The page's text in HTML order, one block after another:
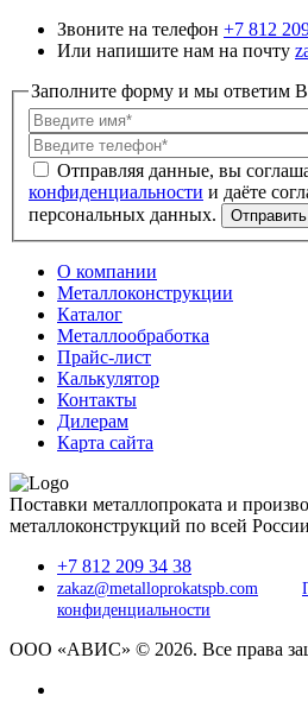
Звоните на телефон +7 812
Или напишите нам на почту
Заполните форму и мы ответим
конфиденциальности
О компании
Металлоконструкции
Каталог
Металлообработка
Прайс-лист
Калькулятор
Контакты
Дилерам
Карта сайта
Поставки металлопроката и
металлоконструкций по всей России
+7 812 209 34 38
zakaz@metalloprokatspb.com
конфиденциальности
ООО «АВИС» © 2026. Все права